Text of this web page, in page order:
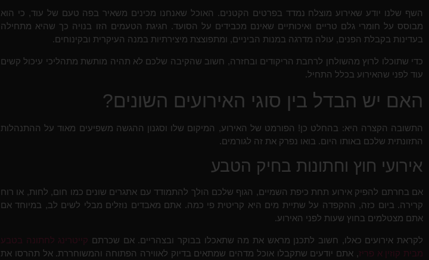
השף שלנו יודע שאירוע מוצלח נמדד בפרטים הקטנים. האוכל שאנחנו מכינים משאיר בפה טעם של עוד, כי הוא
מבוסס על חומרי גלם טריים ואיכותיים שאינם מכבידים על הסועד. חגיגת הטעמים הזו בנויה כך שהיא מתחילה
בעדינות בקבלת הפנים, עולה מדרגה במנות הביניים, ומתפוצצת מיצירתיות במנה העיקרית ובקינוחים.
כדי שתוכלו לרוץ מהשולחן לרחבת הריקודים ובחזרה, חשוב שהקיבה שלכם לא תהיה מותשת מתהליכי עיכול קשים
עוד לפני שהאירוע בכלל התחיל.
האם יש הבדל בין סוגי האירועים השונים?
התשובה הקצרה היא: בהחלט כן! הפורמט של האירוע, המיקום שלו וסגנון ההגשה משפיעים מאוד על ההתנהלות
התזונתית שלכם באותו היום. בואו נפרק את זה לגורמים.
אירועי חוץ וחתונות בחיק הטבע
אם בחרתם להפיק אירוע תחת כיפת השמיים, הגוף שלכם הולך להתמודד עם אתגרים שונים כמו חום, לחות, או רוח
קרירה. ביום כזה, ההקפדה על שתיית מים היא קריטית פי כמה. אתם מאבדים נוזלים מבלי לשים לב, במיוחד אם
אתם מצטלמים בחוץ שעות לפני האירוע.
לקראת אירועים כאלו, חשוב לתכנן מראש את מה שתאכלו בבוקר ובצהריים. אם שכרתם קייטרינג לחתונה בטבע
מבית קוזין א פריז, אתם יודעים שתקבלו אוכל מדהים שמתאים בדיוק לאווירה הפתוחה והמשוחררת. אל תהרסו את